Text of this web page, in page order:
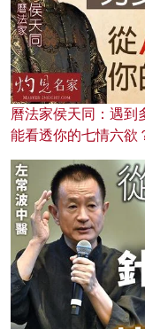
曆法家侯天同：遇到
能看透你的七情六欲